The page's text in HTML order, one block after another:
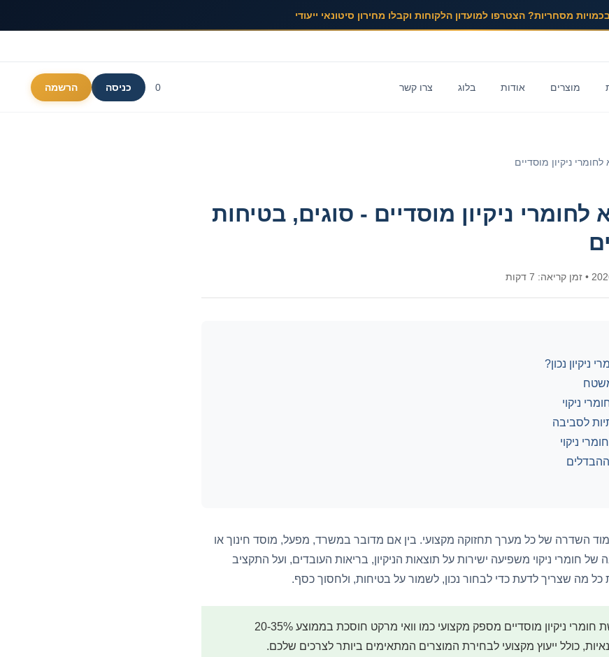
מסחריות? הצטרפו למועדון הלקוחות וקבלו מחירון סיטונאי ייעודי
מוצרים אודות בלוג צרו קשר 0 כניסה הרשמה
ניקיון מוסדיים
ניקיון מוסדיים - סוגים, בטיחות
• זמן קריאה: 7 דקות
ניקיון נכון?
משטח
ניקוי
לסביבה
ניקוי
ההבדלים
השדרה של כל מערך תחזוקה מקצועי. בין אם מדובר במשרד, מפעל, מוסד חינוך או
חומרי ניקוי משפיעה ישירות על תוצאות הניקיון, בריאות העובדים, ועל התקציב
מה שצריך לדעת כדי לבחור נכון, לשמור על בטיחות, ולחסוך כסף.
רכישת חומרי ניקיון מוסדיים מספק מקצועי כמו וואי מרקט חוסכת בממוצע 20-35%
כולל ייעוץ מקצועי לבחירת המוצרים המתאימים ביותר לצרכים שלכם.